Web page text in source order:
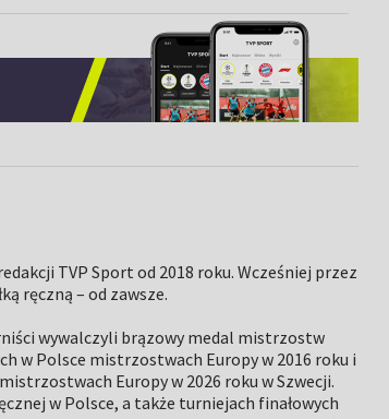
TVP Sport od 2018 roku. Wcześniej przez
ręczną – od zawsze.
wywalczyli brązowy medal mistrzostw
w Polsce mistrzostwach Europy w 2016 roku i
Europy w 2026 roku w Szwecji.
w Polsce, a także turniejach finałowych